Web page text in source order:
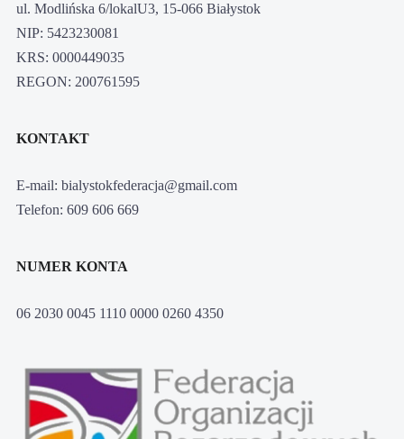
ul. Modlińska 6/lokalU3, 15-066 Białystok
NIP: 5423230081
KRS: 0000449035
REGON: 200761595
KONTAKT
E-mail: bialystokfederacja@gmail.com
Telefon: 609 606 669
NUMER KONTA
06 2030 0045 1110 0000 0260 4350